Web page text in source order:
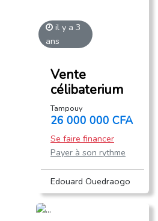
il y a 3
ans
Vente
célibaterium
Tampouy
26 000 000 CFA
Se faire financer
Payer à son rythme
Edouard Ouedraogo